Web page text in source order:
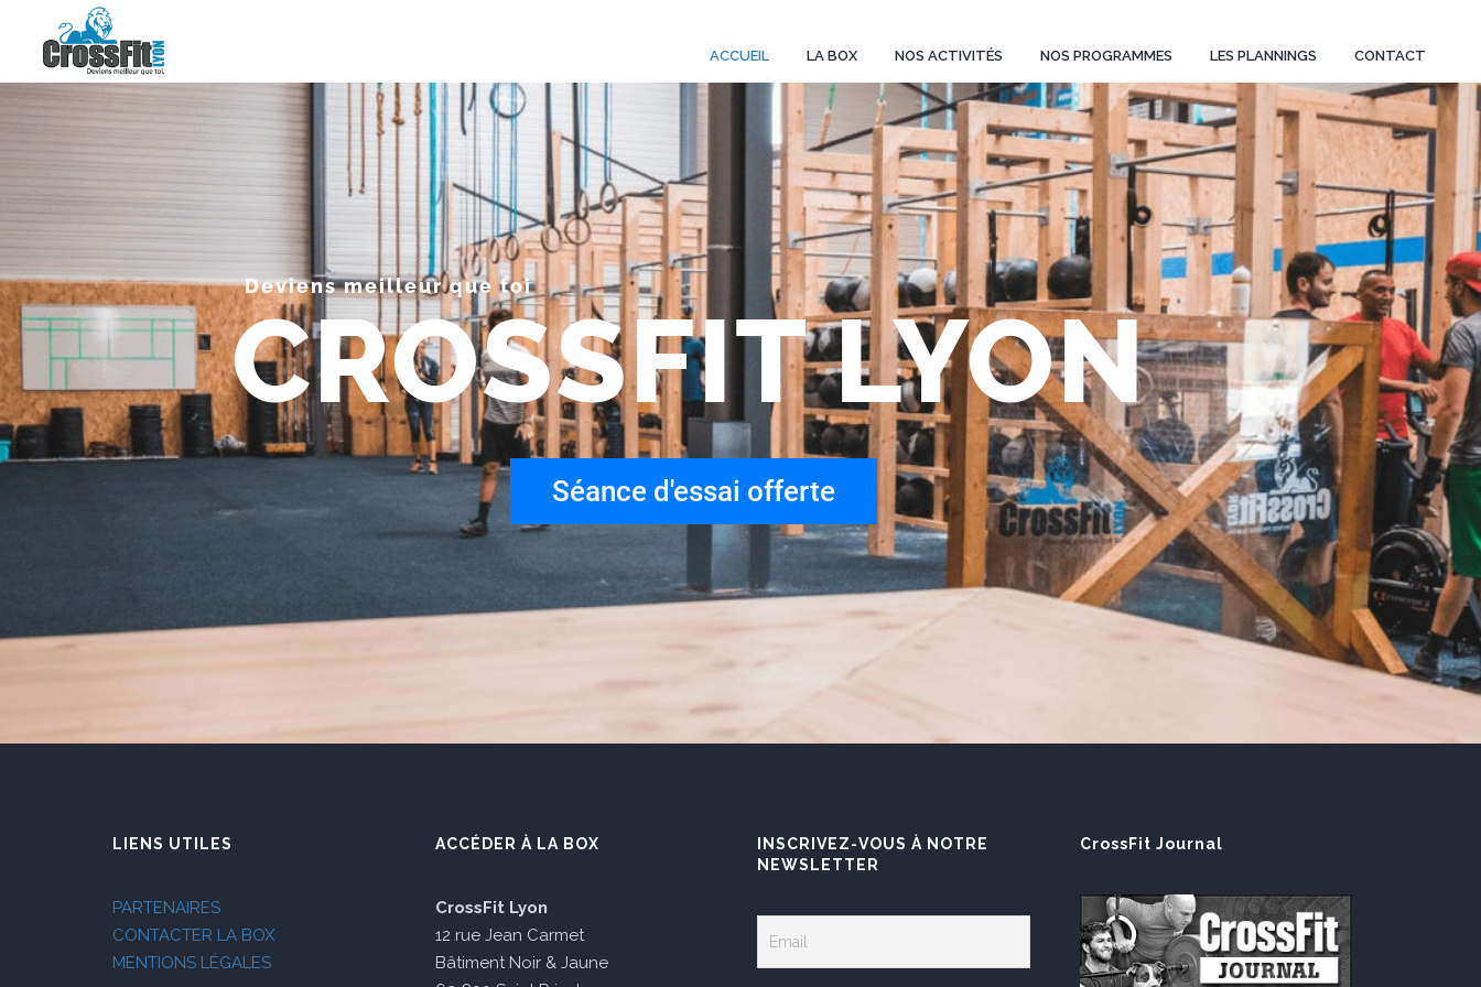
ACCUEIL LA BOX NOS ACTIVITÉS NOS PROGRAMMES LES PLANNINGS CONTACT
Séance d'essai offerte
Deviens meilleur que toi
CROSSFIT LYON
LIENS UTILES
PARTENAIRES
CONTACTER LA BOX
MENTIONS LÉGALES
ACCÉDER À LA BOX
CrossFit Lyon
12 rue Jean Carmet
Bâtiment Noir & Jaune
INSCRIVEZ-VOUS À NOTRE
NEWSLETTER
CrossFit Journal